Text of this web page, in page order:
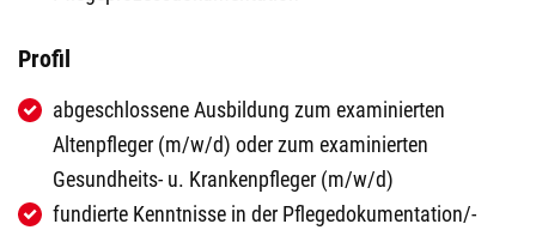
Profil
abgeschlossene Ausbildung zum examinierten
Altenpfleger (m/w/d) oder zum examinierten
Gesundheits- u. Krankenpfleger (m/w/d)
fundierte Kenntnisse in der Pflegedokumentation/-